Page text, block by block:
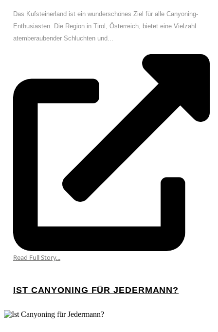
Das Kufsteinerland ist ein wunderschönes Ziel für alle Canyoning-
Enthusiasten. Die Region in Tirol, Österreich, bietet eine Vielzahl
atemberaubender Schluchten und...
Read Full Story...
IST CANYONING FÜR JEDERMANN?